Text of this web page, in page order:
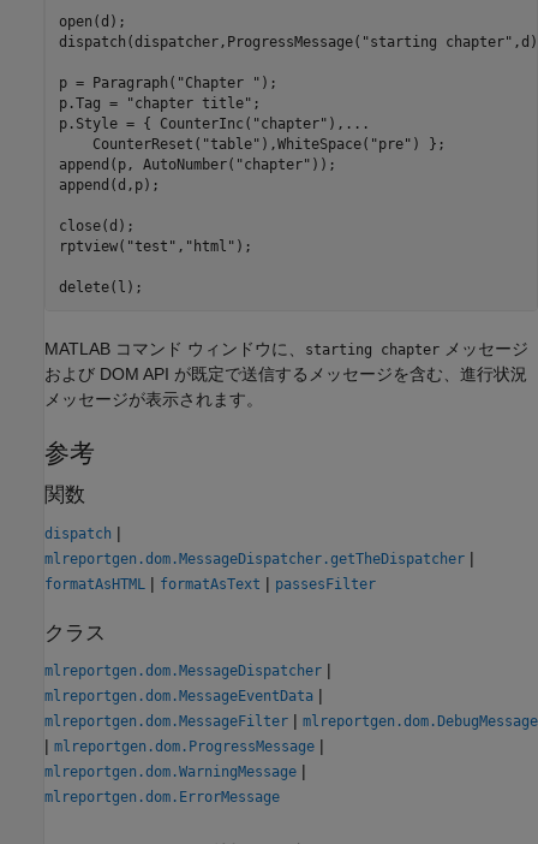
open(d);
dispatch(dispatcher,ProgressMessage( "starting chapter"
p = Paragraph( "Chapter " );
p.Tag =
"chapter title" ;
p.Style = { CounterInc( "chapter" ), ...
    CounterReset(
"table" ),WhiteSpace( "pre" ) };
append(p, AutoNumber( "chapter" ));
append(d,p);
close(d);
rptview( "test" , "html" );
delete(l);
MATLAB コマンド ウィンドウに、 starting chapter メッセージ
および DOM API が既定で送信するメッセージを含む、進行状況
メッセージが表示されます。
参考
関数
dispatch |
mlreportgen.dom.MessageDispatcher.getTheDispatcher |
formatAsHTML | formatAsText | passesFilter
クラス
mlreportgen.dom.MessageDispatcher |
mlreportgen.dom.MessageEventData |
mlreportgen.dom.MessageFilter | mlreportgen.dom.DebugMessage
| mlreportgen.dom.ProgressMessage |
mlreportgen.dom.WarningMessage |
mlreportgen.dom.ErrorMessage